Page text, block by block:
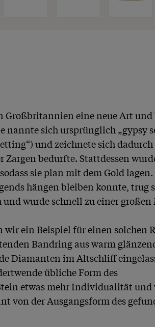
Großbritannien eine neue Art und
nannte sich ursprünglich „gypsy
und zeichnete sich dadurch
Zargen bedurfte. Stattdessen
sie plan mit dem Gold
hängen bleiben konnte, trug
wurde schnell zu einer großen
wir ein Beispiel für einen solchen
Bandring aus warm
Diamanten im Altschliff
übliche Form des
etwas mehr Individualität und
von der Ausgangsform des